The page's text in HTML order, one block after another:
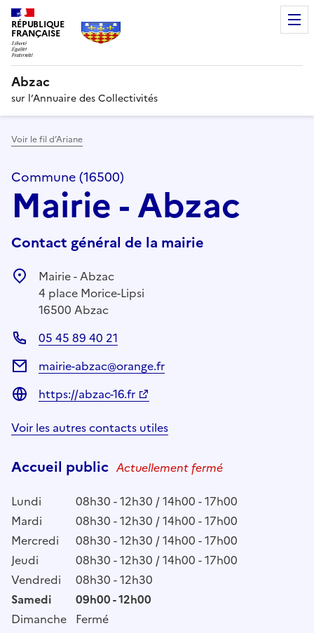
RÉPUBLIQUE
FRANÇAISE
Abzac
sur l’Annuaire des Collectivités
Voir le fil d’Ariane
Commune (16500)
Mairie - Abzac
Contact général de la mairie
Mairie - Abzac
4 place Morice-Lipsi
16500 Abzac
05 45 89 40 21
mairie-abzac@orange.fr
https://abzac-16.fr
Voir les autres contacts utiles
Accueil public Actuellement fermé
Lundi
08h30 - 12h30 / 14h00 - 17h00
Mardi
08h30 - 12h30 / 14h00 - 17h00
Mercredi
08h30 - 12h30 / 14h00 - 17h00
Jeudi
08h30 - 12h30 / 14h00 - 17h00
Vendredi
08h30 - 12h30
Samedi
09h00 - 12h00
Dimanche Fermé